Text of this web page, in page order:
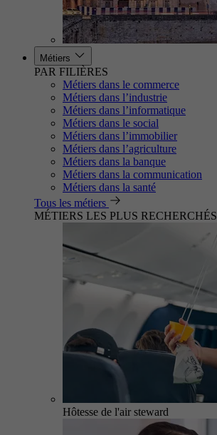
Métiers
PAR FILIÈRES
Métiers dans le commerce
Métiers dans l’industrie
Métiers dans l’informatique
Métiers dans le social
Métiers dans l’immobilier
Métiers dans l’agriculture
Métiers dans la banque
Métiers dans la communication
Métiers dans la santé
Tous les métiers
MÉTIERS LES PLUS RECHERCHÉS
Hôtesse de l'air steward